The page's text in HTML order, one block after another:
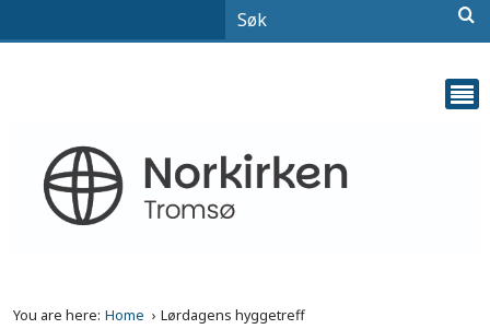
You are here: Home Lørdagens hyggetreff